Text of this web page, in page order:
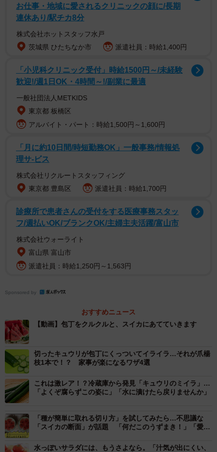
まな板の上に大きなスイカをのせて、はらちゃんさんが手
際よくヘタを切り取ると、スイカをくるくると回しながら
れていきます。
どんどん回していき刃が下まで到達すると、まだ刃が入っ
ていなかった部分に斜めに切り込みをスパッ。そして、て
真っ赤に熟した美味しそうなスイカの断面を紹介していま
す。
お仕事・地域に愛されるクリニックの顔に/長期
連休あり/駅チカ8分
株式会社ホットスタッフ水戸
茨城県 ひたちなか市
派遣社員：時給1,400円
「小児科クリニック受付」時給1500円～/未経験
歓迎!/週1日OK・4時間～!/副業に最適
一般社団法人METKIDS
東京都 板橋区
アルバイト・パート：時給1,500円～1,600円
「月に約10日間/時短勤務OK」一般事務/情報処
理サ-ビス
株式会社リクルートスタッフィング
東京都 豊島区
派遣社員：時給1,700円
診療所で患者さんの受付をする医療事務スタッ
フ/週払いOK/ブランクOK/主婦主夫活躍/富山市
株式会社ウォーライト
富山県 富山市
派遣社員：時給1,250円～1,563円
Sponsored by
おすすめニュース
【動画】包丁をクルクルと、スイカにあてていきます
切ったキュウリが包丁にくっついてイライラ…それが爪楊
枝1本で！？ 家事が楽になるワザ4選
これは激レア！？冷蔵庫から発見「キュウリのミイラ」…
「よくぞ腐らずこの姿に」「水に漬けたら戻りませんか」
「種が簡単に取れる切り方」を試してみたら…不思議な
「スイカの断面」が話題 「何だこのうずまき！」「愛で
水っぽいサラダには、もうさよなら。「汁気が出にくい、